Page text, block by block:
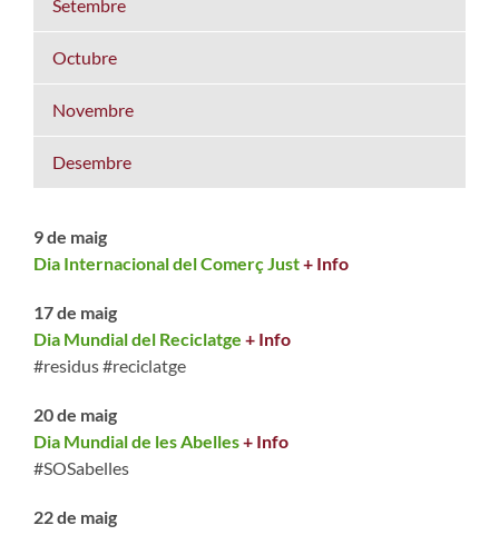
Setembre
Octubre
Novembre
Desembre
9 de maig
Dia Internacional del Comerç Just+ Info
17 de maig
Dia Mundial del Reciclatge + Info
#residus #reciclatge
20 de maig
Dia Mundial de les Abelles+ Info
#SOSabelles
22 de maig